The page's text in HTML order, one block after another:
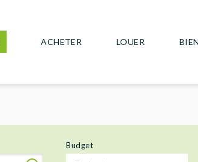
ACHETER LOUER
Budget